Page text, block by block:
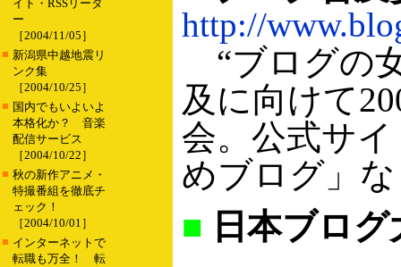
イト・RSSリーダ
ー
［2004/11/05］
■ 新潟県中越地震リ
ンク集
［2004/10/25］
■ 国内でもいよいよ
本格化か？ 音楽
配信サービス
［2004/10/22］
■ 秋の新作アニメ・
特撮番組を徹底チ
ェック！
［2004/10/01］
■ インターネットで
転職も万全！ 転
http://
“ブログの
及に向けて
会。公式サ
めブログ」
■ 日本ブログ